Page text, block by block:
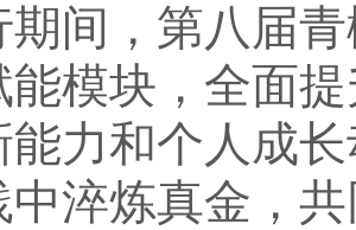
期间，第八届
能模块，全面
力和个人成
中淬炼真金，